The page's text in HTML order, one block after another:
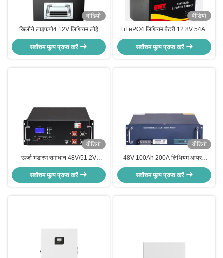
वीडियो
खिलौने लाइफपो4 12V लिथियम लोहे
फॉस्फेट बैटरी 100ah निर्बाध
सर्वोत्तम मूल्य प्राप्त करें
वीडियो
LiFePO4 लिथियम बैटरी 12.8V 54Ah
लिथियम आयरन फॉस्फेट बैटरी पैक SLA
प्रतिस्थापन lfp बैटरी
सर्वोत्तम मूल्य प्राप्त करें
वीडियो
ऊर्जा भंडारण समाधान 48V/51.2V
100Ah रैक प्रकार लिथियम आयरन
फॉस्फेट बैटरी पैक घरेलू फोटोवोल्टिक के
लिए
सर्वोत्तम मूल्य प्राप्त करें
वीडियो
48V 100Ah 200A लिथियम आयरन
फॉस्फेट बैटरी बड़ी क्षमता के लिए ऊर्जा
भंडारण बिजली की आपूर्ति अन्य एनोड सामग्री
सर्वोत्तम मूल्य प्राप्त करें